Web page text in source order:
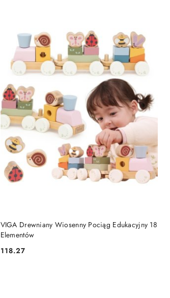
VIGA Drewniany Wiosenny Pociąg Edukacyjny 18
Elementów
Cena:
118.27
DO KOSZYKA